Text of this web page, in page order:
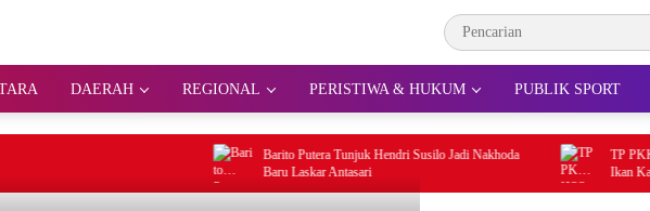
DAERAH REGIONAL PERISTIWA & HUKUM PUBLIK SPORT
Barito Putera Tunjuk Hendri Susilo Jadi Nakhoda
Baru Laskar Antasari
TP PKK HSS Raih
Ikan Kategori Menu